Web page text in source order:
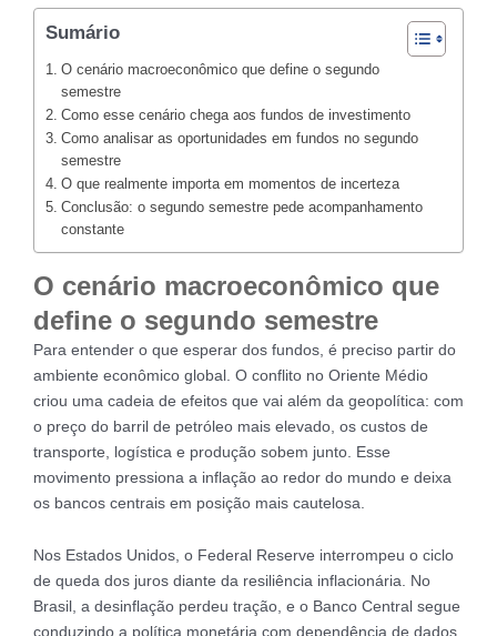
Sumário
O cenário macroeconômico que define o segundo
semestre
Como esse cenário chega aos fundos de investimento
Como analisar as oportunidades em fundos no segundo
semestre
O que realmente importa em momentos de incerteza
Conclusão: o segundo semestre pede acompanhamento
constante
O cenário macroeconômico que
define o segundo semestre
Para entender o que esperar dos fundos, é preciso partir do
ambiente econômico global. O conflito no Oriente Médio
criou uma cadeia de efeitos que vai além da geopolítica: com
o preço do barril de petróleo mais elevado, os custos de
transporte, logística e produção sobem junto. Esse
movimento pressiona a inflação ao redor do mundo e deixa
os bancos centrais em posição mais cautelosa.
Nos Estados Unidos, o Federal Reserve interrompeu o ciclo
de queda dos juros diante da resiliência inflacionária. No
Brasil, a desinflação perdeu tração, e o Banco Central segue
conduzindo a política monetária com dependência de dados